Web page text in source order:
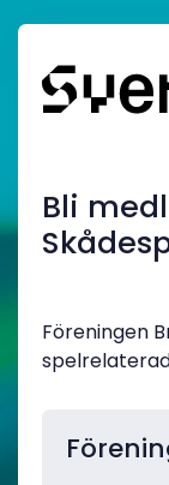
Bli
Föreningen